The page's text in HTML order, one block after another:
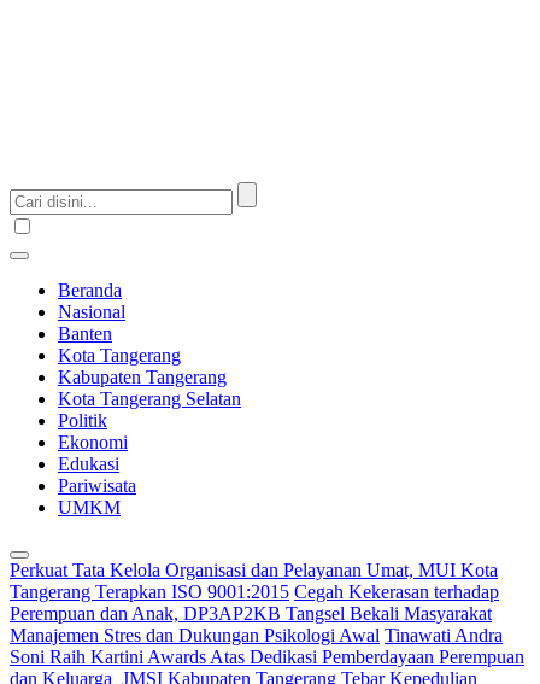
Beranda
Nasional
Banten
Kota Tangerang
Kabupaten Tangerang
Kota Tangerang Selatan
Politik
Ekonomi
Edukasi
Pariwisata
UMKM
Perkuat Tata Kelola Organisasi dan Pelayanan Umat, MUI Kota
Tangerang Terapkan ISO 9001:2015 Cegah Kekerasan terhadap
Perempuan dan Anak, DP3AP2KB Tangsel Bekali Masyarakat
Manajemen Stres dan Dukungan Psikologi Awal Tinawati Andra
Soni Raih Kartini Awards Atas Dedikasi Pemberdayaan Perempuan
dan Keluarga JMSI Kabupaten Tangerang Tebar Kepedulian